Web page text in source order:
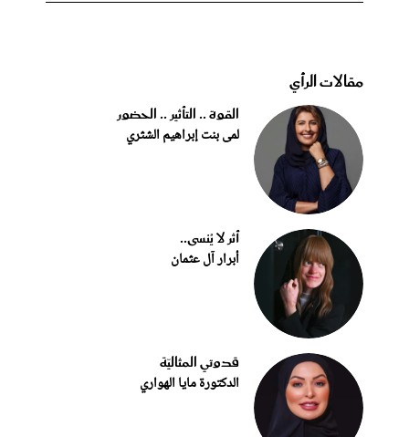
مقالات الرأي
القوة .. التأثير .. الحضور
لمى بنت إبراهيم الشثري
أثر لا يُنسى..
أبرار آل عثمان
قدوتي المثاليّة
الدكتورة مايا الهواري